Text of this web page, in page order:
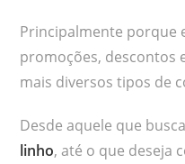
Principalmente porque
promoções, descontos
mais diversos tipos de
Desde aquele que
linho, até o que deseja